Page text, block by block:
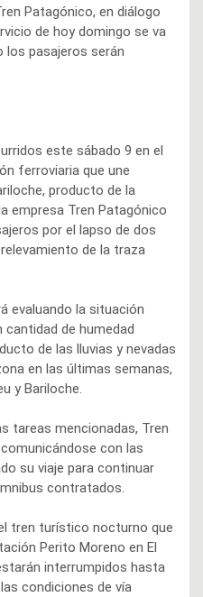
Patagónico, en diálogo
de hoy domingo se va
los pasajeros serán
este sábado 9 en el
ferroviaria que une
producto de la
empresa Tren Patagónico
por el lapso de dos
de la traza
evaluando la situación
cantidad de humedad
de las lluvias y nevadas
en las últimas semanas,
y Bariloche.
tareas mencionadas, Tren
con las
su viaje para continuar
contratados.
tren turístico nocturno que
Perito Moreno en El
interrumpidos hasta
condiciones de vía